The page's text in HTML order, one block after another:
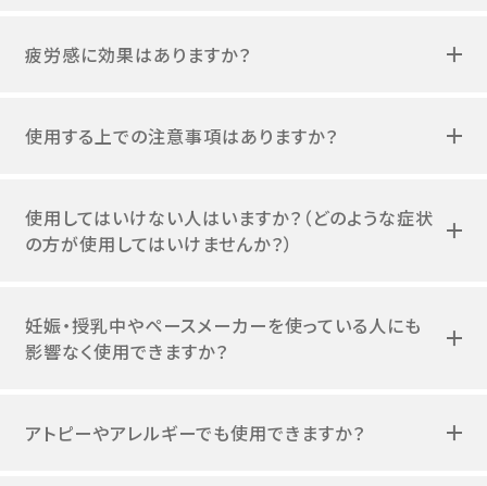
疲労感に効果はありますか？
使用する上での注意事項はありますか？
使用してはいけない人はいますか？（どのような症状
の方が使用してはいけませんか？）
妊娠・授乳中やペースメーカーを使っている人にも
影響なく使用できますか？
アトピーやアレルギーでも使用できますか？